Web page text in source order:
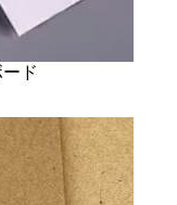
ド